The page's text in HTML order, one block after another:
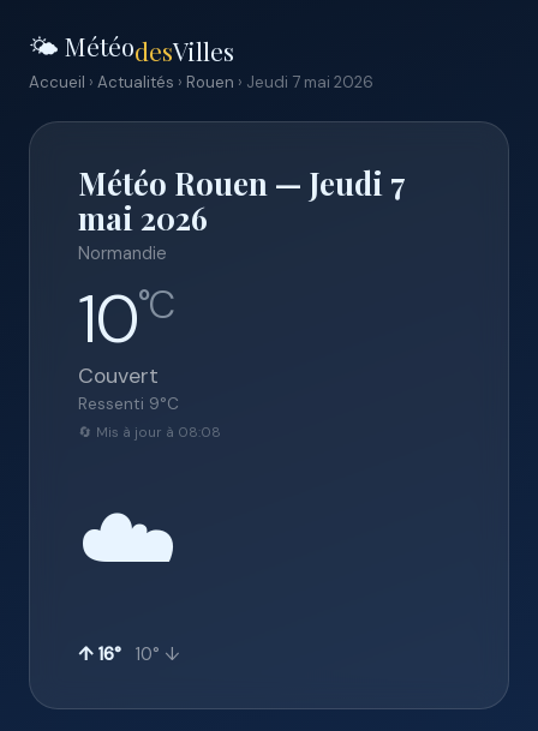
🌤️ MétéodesVilles
Accueil › Actualités › Rouen › Jeudi 7 mai 2026
Météo Rouen — Jeudi 7
mai 2026
Normandie
10°C
Couvert
Ressenti 9°C
🔄 Mis à jour à 08:08
☁️
↑ 16° 10° ↓